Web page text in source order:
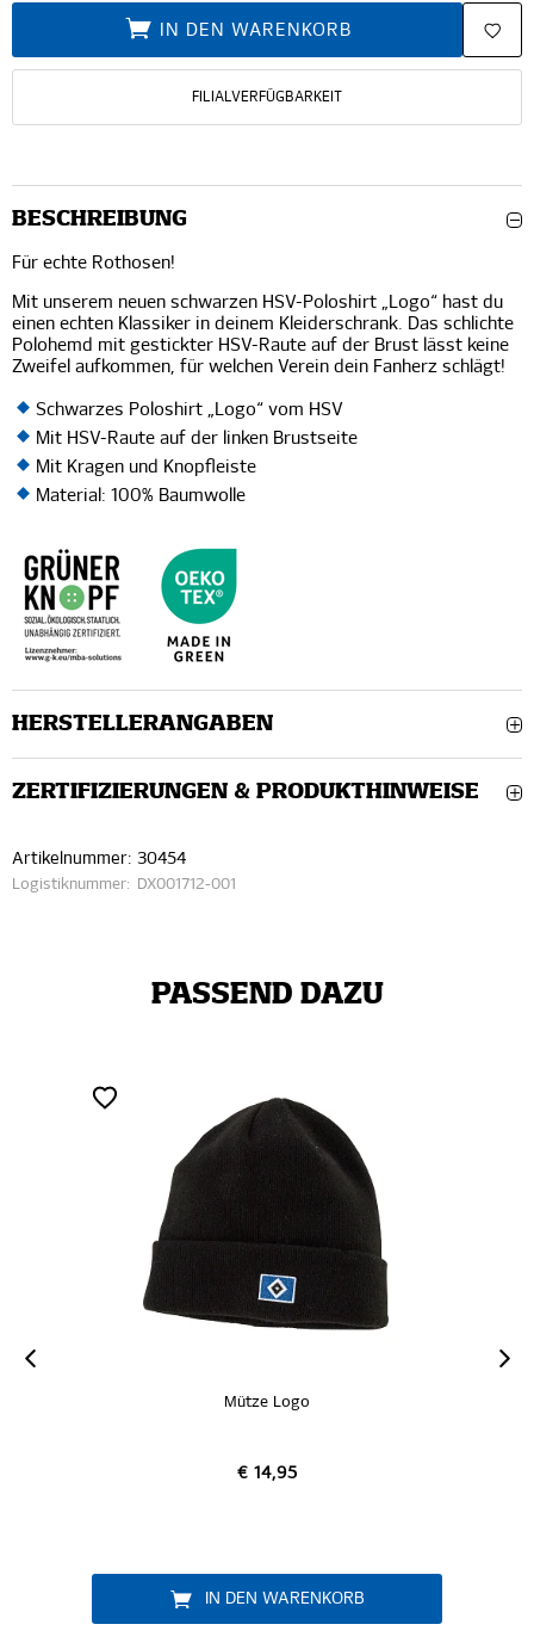
IN DEN WARENKORB
FILIALVERFÜGBARKEIT
BESCHREIBUNG
Für echte Rothosen!
Mit unserem neuen schwarzen HSV-Poloshirt „Logo“ hast du
einen echten Klassiker in deinem Kleiderschrank. Das schlichte
Polohemd mit gestickter HSV-Raute auf der Brust lässt keine
Zweifel aufkommen, für welchen Verein dein Fanherz schlägt!
Schwarzes Poloshirt „Logo“ vom HSV
Mit HSV-Raute auf der linken Brustseite
Mit Kragen und Knopfleiste
Material: 100% Baumwolle
HERSTELLERANGABEN
ZERTIFIZIERUNGEN & PRODUKTHINWEISE
Artikelnummer: 30454
Logistiknummer: DX001712-001
PASSEND DAZU
Mütze Logo
€ 14,95
IN DEN WARENKORB